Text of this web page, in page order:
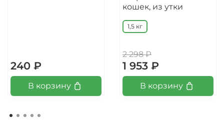
240 ₽
В корзину
кошек, из утки
1,5 кг
2 298 ₽
1 953 ₽
В корзину